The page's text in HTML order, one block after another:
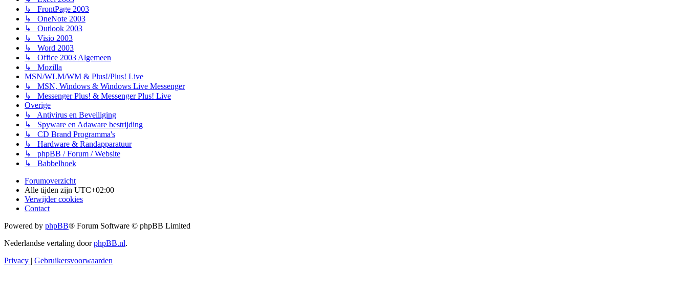
↳ FrontPage 2003
↳ OneNote 2003
↳ Outlook 2003
↳ Visio 2003
↳ Word 2003
↳ Office 2003 Algemeen
↳ Mozilla
MSN/WLM/WM & Plus!/Plus! Live
↳ MSN, Windows & Windows Live Messenger
↳ Messenger Plus! & Messenger Plus! Live
Overige
↳ Antivirus en Beveiliging
↳ Spyware en Adaware bestrijding
↳ CD Brand Programma's
↳ Hardware & Randapparatuur
↳ phpBB / Forum / Website
↳ Babbelhoek
Forumoverzicht
Alle tijden zijn UTC+02:00
Verwijder cookies
Contact
Powered by phpBB® Forum Software © phpBB Limited
Nederlandse vertaling doorphpBB.nl.
Privacy | Gebruikersvoorwaarden